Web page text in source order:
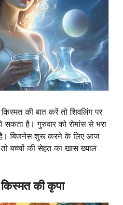
की बात करें तो शिवलिंग पर
है। गुरुवार को रोमांस से भरा
है। बिजनेस शुरू करने के लिए आज
तो बच्चों की सेहत का खास ख्याल
किस्मत की कृपा